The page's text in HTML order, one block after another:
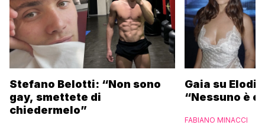
Stefano Belotti: “Non sono
gay, smettete di
chiedermelo”
Gaia su
“Nessuno è
FABIANO MINACCI